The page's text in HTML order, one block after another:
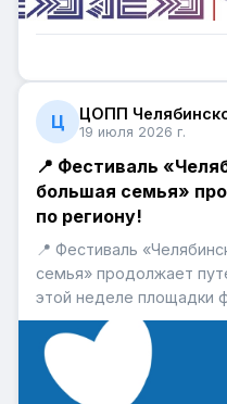
Ц ЦОПП
19 июля 2026 г.
📍 Фестиваль
большая семья»
по региону!
📍 Фестиваль
семья» продолжает
этой неделе площадки
городах — Златоусте, Кусе и
профессиональными
организациями региона
востребованными